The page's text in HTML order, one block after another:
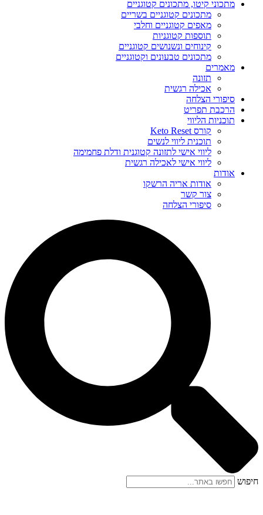
מתכוני קיטו, מתכונים קטוגניים
מתכונים קטוגניים בשריים
מאפים קטוגניים וחלבי
תוספות קטוגניות
קינוחים ונשנושים קטוגניים
מתכונים טבעונים וקטוגניים
מאמרים
תזונה
אכילה רגשית
סיפורי הצלחה
הרכבת תפריט
תוכניות הליווי
קורס Keto Reset
תוכנית ליווי לנשים
ליווי אישי לתזונה קטוגנית ודלת פחמימה
ליווי אישי לאכילה רגשית
אודות
אודות אריה הרשקו
צור קשר
סיפורי הצלחה
חיפוש